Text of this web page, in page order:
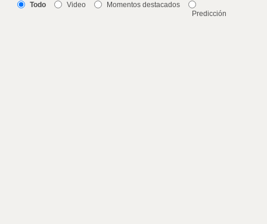
Todo Video
Momentos destacados
Predicción